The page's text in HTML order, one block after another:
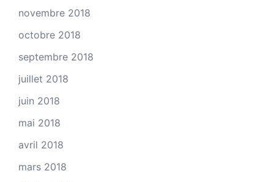
novembre 2018
octobre 2018
septembre 2018
juillet 2018
juin 2018
mai 2018
avril 2018
mars 2018